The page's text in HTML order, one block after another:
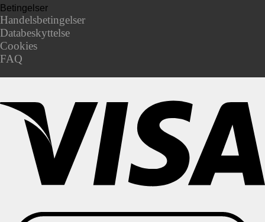
Betingelser
Handelsbetingelser
Databeskyttelse
Cookies
FAQ